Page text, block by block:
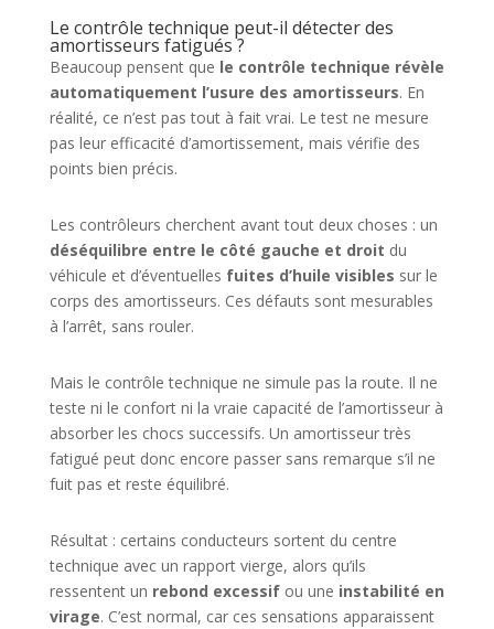
Le contrôle technique peut-il détecter des
amortisseurs fatigués ?
Beaucoup pensent que le contrôle technique révèle
automatiquement l’usure des amortisseurs. En
réalité, ce n’est pas tout à fait vrai. Le test ne mesure
pas leur efficacité d’amortissement, mais vérifie des
points bien précis.
Les contrôleurs cherchent avant tout deux choses : un
déséquilibre entre le côté gauche et droit du
véhicule et d’éventuelles fuites d’huile visibles sur le
corps des amortisseurs. Ces défauts sont mesurables
à l’arrêt, sans rouler.
Mais le contrôle technique ne simule pas la route. Il ne
teste ni le confort ni la vraie capacité de l’amortisseur à
absorber les chocs successifs. Un amortisseur très
fatigué peut donc encore passer sans remarque s’il ne
fuit pas et reste équilibré.
Résultat : certains conducteurs sortent du centre
technique avec un rapport vierge, alors qu’ils
ressentent un rebond excessifou une instabilité en
virage. C’est normal, car ces sensations apparaissent